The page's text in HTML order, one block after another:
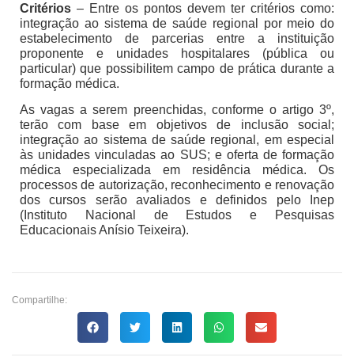
Critérios – Entre os pontos devem ter critérios como:
integração ao sistema de saúde regional por meio do
estabelecimento de parcerias entre a instituição
proponente e unidades hospitalares (pública ou
particular) que possibilitem campo de prática durante a
formação médica.
As vagas a serem preenchidas, conforme o artigo 3º,
terão com base em objetivos de inclusão social;
integração ao sistema de saúde regional, em especial
às unidades vinculadas ao SUS; e oferta de formação
médica especializada em residência médica. Os
processos de autorização, reconhecimento e renovação
dos cursos serão avaliados e definidos pelo Inep
(Instituto Nacional de Estudos e Pesquisas
Educacionais Anísio Teixeira).
Compartilhe: